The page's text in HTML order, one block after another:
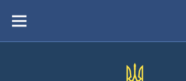
вмістуMenu